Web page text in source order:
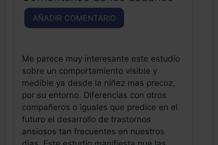
AÑADIR COMENTARIO
Me parece muy interesante este estudio
sobre un comportamiento visible y
medible ya desde la niñez mas precoz,
por su entorno. Diferencias con otros
compañeros o iguales que predice en el
futuro el desarrollo de trastornos
ansiosos tan frecuentes en nuestros